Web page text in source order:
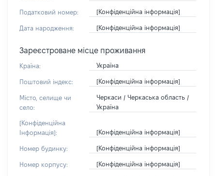
Податковий номер: [Конфіденційна інформація]
Дата народження: [Конфіденційна інформація]
Зареєстроване місце проживання
Країна: Україна
Поштовий індекс: [Конфіденційна інформація]
Місто, селище чи
село:
Черкаси / Черкаська область /
Україна
[Конфіденційна
Інформація]:
[Конфіденційна інформація]
Номер будинку: [Конфіденційна інформація]
Номер корпусу: [Конфіденційна інформація]